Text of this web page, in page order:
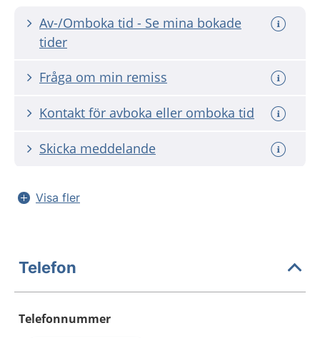
Av-/Omboka tid - Se mina bokade
tider
Fråga om min remiss
Kontakt för avboka eller omboka tid
Skicka meddelande
Visa fler
Telefon
Telefonnummer